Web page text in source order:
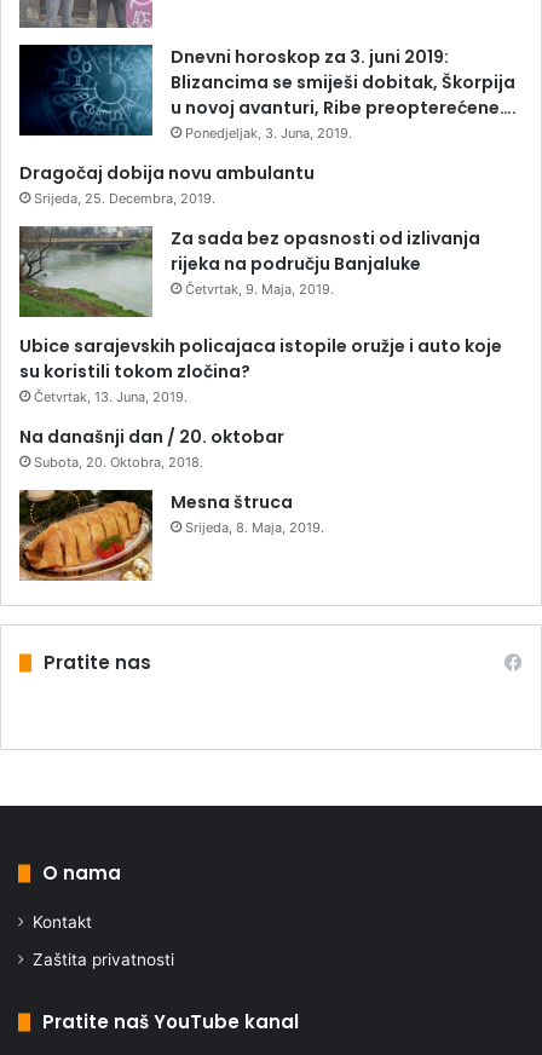
Dnevni horoskop za 3. juni 2019:
Blizancima se smiješi dobitak, Škorpija
u novoj avanturi, Ribe preopterećene….
Ponedjeljak, 3. Juna, 2019.
Dragočaj dobija novu ambulantu
Srijeda, 25. Decembra, 2019.
Za sada bez opasnosti od izlivanja
rijeka na području Banjaluke
Četvrtak, 9. Maja, 2019.
Ubice sarajevskih policajaca istopile oružje i auto koje
su koristili tokom zločina?
Četvrtak, 13. Juna, 2019.
Na današnji dan / 20. oktobar
Subota, 20. Oktobra, 2018.
Mesna štruca
Srijeda, 8. Maja, 2019.
Pratite nas
O nama
Kontakt
Zaštita privatnosti
Pratite naš YouTube kanal